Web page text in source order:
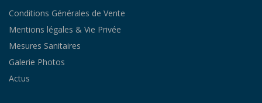
Conditions Générales de Vente
Mentions légales & Vie Privée
Mesures Sanitaires
Galerie Photos
Actus